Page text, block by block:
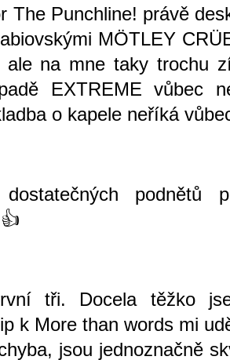
The Punchline! právě
MÖTLEY
ale na mne taky trochu
EXTREME vůbec
o kapele neříká
podnětů
tři. Docela těžko
k More than words mi
jsou jednoznačně